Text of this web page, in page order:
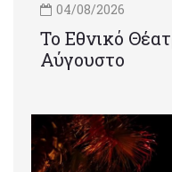
04/08/2026
Το Εθνικό
Αύγουστο